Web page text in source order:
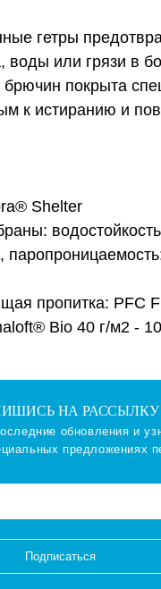
гетры
воды или грязи в
покрыта
к истиранию и
Shelter
пропитка: PFC
Bio 40 г/м2 -
НА РАССЫЛКУ
обновления и
предложениях
Подписаться